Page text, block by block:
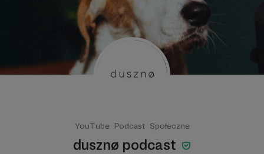
YouTube Podcast Społeczne
dusznø podcast